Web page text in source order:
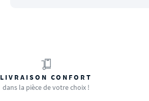
LIVRAISON CONFORT
dans la pièce de votre choix !